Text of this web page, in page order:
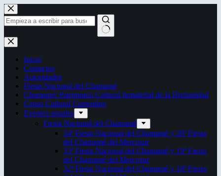
Saltar
al
contenido
Sin
resultados
Inicio
Contactos
Autoridades
Fiesta Nacional del Chamamé
Chamamé: Patrimonio Cultural Inmaterial de la Humanidad
Censo Cultural Correntino
Eventos anuales
Fiesta Nacional del Chamamé
34ª Fiesta Nacional del Chamamé y 20ª Fiesta
del Chamamé del Mercosur
33ª Fiesta Nacional del Chamamé y 19ª Fiesta
del Chamamé del Mercosur
32ª Fiesta Nacional del Chamamé y 18ª Fiesta